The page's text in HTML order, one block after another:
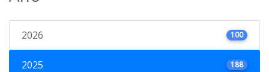
2026 100
2025 188